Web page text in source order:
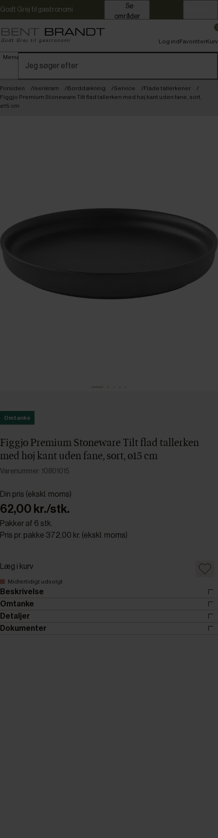
Godt Grej til gastronomi
områder
Menu
Log indFavoritterKurv
Forsiden Isenkram Borddækning Service
Flade tallerkener
Figgjo Premium Stoneware Tilt flad tallerken med høj kant uden fane, sort,
ø15 cm
Omtanke
Figgjo Premium Stoneware Tilt flad tallerken
med høj kant uden fane, sort, ø15 cm
Varenummer: 10801015
Din pris (ekskl. moms)
62,00 kr./stk.
Pakker af 6 stk.
Pris pr. pakke 372,00 kr. (ekskl. moms)
Læg i kurv
Midlertidigt udsolgt
Beskrivelse
Omtanke
Detaljer
Dokumenter